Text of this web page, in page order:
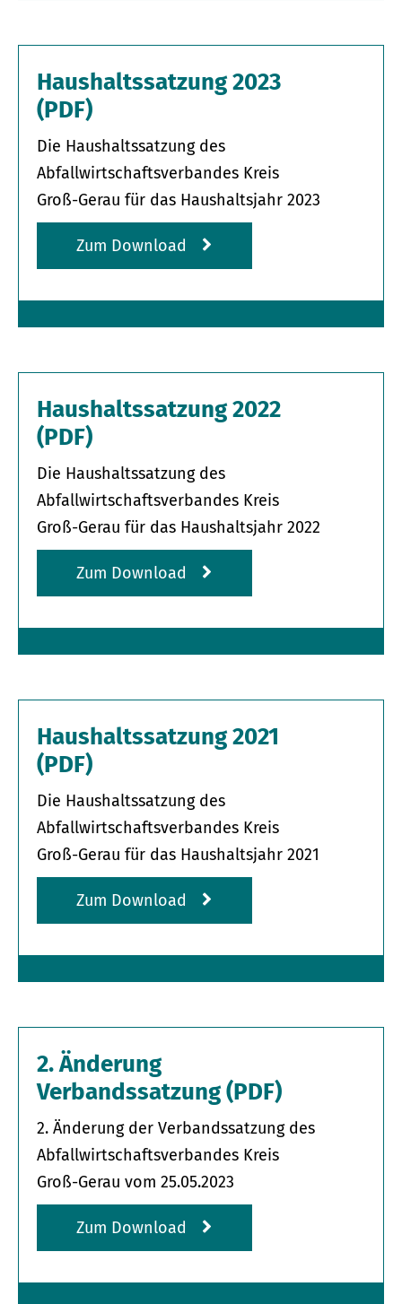
Haushaltssatzung 2023
(PDF)
Die Haushaltssatzung des
Abfallwirtschaftsverbandes Kreis
Groß-Gerau für das Haushaltsjahr 2023
Zum Download
Haushaltssatzung 2022
(PDF)
Die Haushaltssatzung des
Abfallwirtschaftsverbandes Kreis
Groß-Gerau für das Haushaltsjahr 2022
Zum Download
Haushaltssatzung 2021
(PDF)
Die Haushaltssatzung des
Abfallwirtschaftsverbandes Kreis
Groß-Gerau für das Haushaltsjahr 2021
Zum Download
2. Änderung
Verbandssatzung (PDF)
2. Änderung der Verbandssatzung des
Abfallwirtschafts­verbandes Kreis
Groß-Gerau vom 25.05.2023
Zum Download